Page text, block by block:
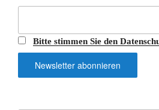
Bitte stimmen Sie den